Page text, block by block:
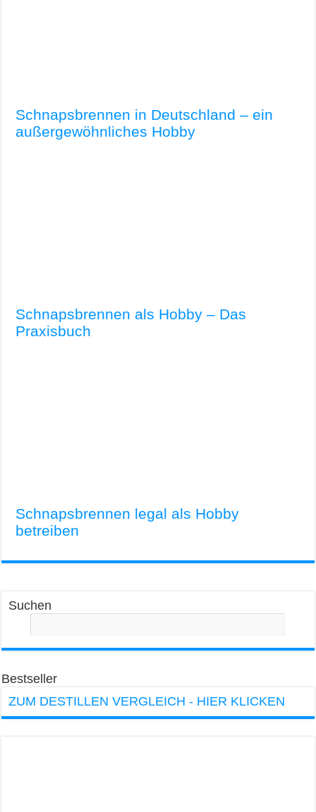
Schnapsbrennen in Deutschland – ein
außergewöhnliches Hobby
Schnapsbrennen als Hobby – Das
Praxisbuch
Schnapsbrennen legal als Hobby
betreiben
Suchen
Bestseller
ZUM DESTILLEN VERGLEICH - HIER KLICKEN